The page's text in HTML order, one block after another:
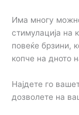
Има многу
стимулација на
повеќе брзини,
копче на дното
Најдете го
дозволете на